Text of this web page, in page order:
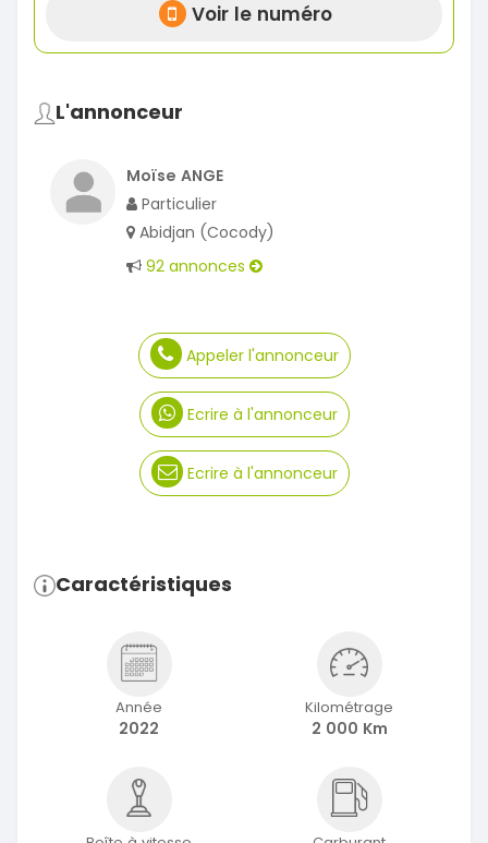
Voir le numéro
L'annonceur
Moïse ANGE
Particulier
Abidjan (Cocody)
92 annonces
Appeler l'annonceur
Ecrire à l'annonceur
Ecrire à l'annonceur
Caractéristiques
Année
2022
Kilométrage
2 000 Km